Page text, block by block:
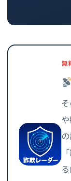
無